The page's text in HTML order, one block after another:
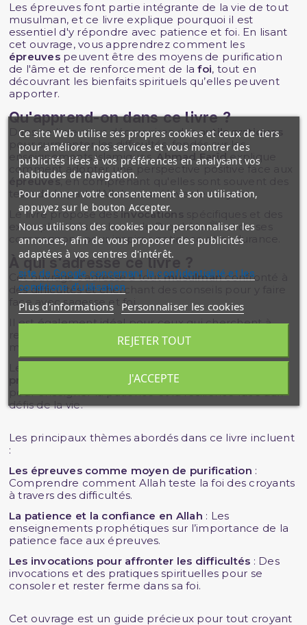
Les épreuves font partie intégrante de la vie de tout
musulman, et ce livre explique pourquoi il est
essentiel d'y répondre avec patience et foi. En lisant
cet ouvrage, vous apprendrez comment les
épreuvespeuvent être des moyens de purification
de l'âme et de renforcement de lafoi, tout en
découvrant les bienfaits spirituels qu’elles peuvent
apporter.
Qu'apprend-on dans ce livre ?
Dans ce livre, vous découvrirez desoutils pratiques
pour surmonter les difficultés, fondés sur les
enseignements islamiques.Ahmad Farîdexplique
comment adopter une perspective positive face aux
épreuves, en comprenant qu'elles sont souvent des
tests de la part d'Allah pour élever le croyant.
Le livre propose desinvocations
exemples tirés de la vie du Prophète ﷺ et de ses
compagnons pour inspirer patience et endurance.
À qui s'adresse ce livre ?
Cet ouvrage s’adresse à toutmusulmanconfronté à
des difficultés et cherchant des conseils pour y faire
face avec sagesse et foi.
Il est également idéal pour ceux qui cherchent à
relation avec Allahà travers une
meilleure compréhension des épreuves.
trouveront dans ce livre un guide utile
pour enseigner la patience et la résilience face aux
défis de la vie.
Les principaux thèmes abordés dans ce livre incluent
:
Les épreuves comme moyen de purification :
Comprendre comment Allah teste la foi des croyants
à travers des difficultés.
La patience et la confiance en Allah : Les
enseignements prophétiques sur l’importance de la
patience face aux épreuves.
Les invocations pour affronter les difficultés : Des
invocations et des pratiques spirituelles pour se
consoler et rester ferme dans sa foi.
Cet ouvrage est un guide précieux pour tout croyant
Ce site Web utilise ses propres cookies et ceux de tiers
pour améliorer nos services et vous montrer des
publicités liées à vos préférences en analysant vos
habitudes de navigation.
Pour donner votre consentement à son utilisation,
appuyez sur le bouton Accepter.
Nous utilisons des cookies pour personnaliser les
annonces, afin de vous proposer des publicités
adaptées à vos centres d'intérêt.
site de Google concernant la confidentialité et les
conditions d'utilisation
Plus d'informations Personnaliser les cookies
REJETER TOUT
J'ACCEPTE